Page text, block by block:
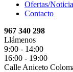
Ofertas/
Contacto
967 340 298
Llámenos
9:00 - 14:00
16:00 - 19:00
Calle Aniceto